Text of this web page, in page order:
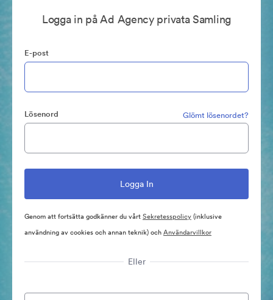
Logga in på Ad Agency privata Samling
E-post
Lösenord Glömt lösenordet?
Genom att fortsätta godkänner du vårtSekretesspolicy(inklusive
användning av cookies och annan teknik) ochAnvändarvillkor
Eller